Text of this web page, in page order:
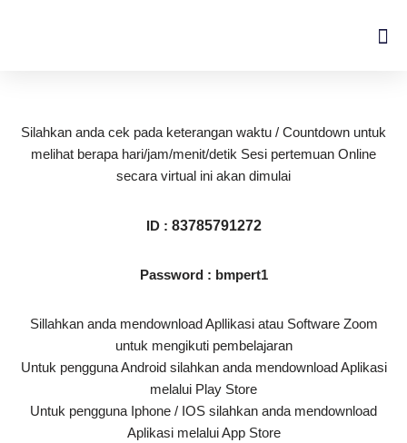
Silahkan anda cek pada keterangan waktu / Countdown untuk
melihat berapa hari/jam/menit/detik Sesi pertemuan Online
secara virtual ini akan dimulai
ID : 83785791272
Password : bmpert1
Sillahkan anda mendownload Apllikasi atau Software Zoom
untuk mengikuti pembelajaran
Untuk pengguna Android silahkan anda mendownload Aplikasi
melalui Play Store
Untuk pengguna Iphone / IOS silahkan anda mendownload
Aplikasi melalui App Store